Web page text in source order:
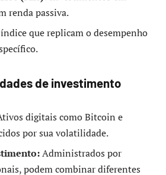
renda passiva.
que replicam o desempenho
de investimento
digitais como Bitcoin e
por sua volatilidade.
Administrados por
podem combinar diferentes